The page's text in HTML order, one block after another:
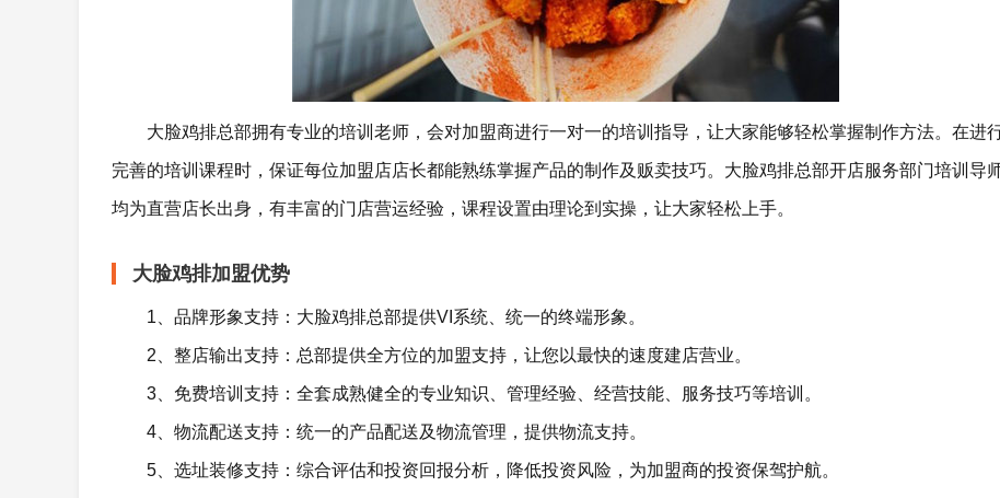
大脸鸡排总部拥有专业的培训老师，会对加盟商进行一对一的培训指导，让大家能够轻松掌握制作方法。在进
完善的培训课程时，保证每位加盟店店长都能熟练掌握产品的制作及贩卖技巧。大脸鸡排总部开店服务部门培训导
均为直营店长出身，有丰富的门店营运经验，课程设置由理论到实操，让大家轻松上手。
大脸鸡排加盟优势
1、品牌形象支持：大脸鸡排总部提供VI系统、统一的终端形象。
2、整店输出支持：总部提供全方位的加盟支持，让您以最快的速度建店营业。
3、免费培训支持：全套成熟健全的专业知识、管理经验、经营技能、服务技巧等培训。
4、物流配送支持：统一的产品配送及物流管理，提供物流支持。
5、选址装修支持：综合评估和投资回报分析，降低投资风险，为加盟商的投资保驾护航。